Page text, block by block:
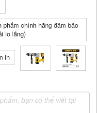
chính hãng đảm bảo
lo lắng)
in